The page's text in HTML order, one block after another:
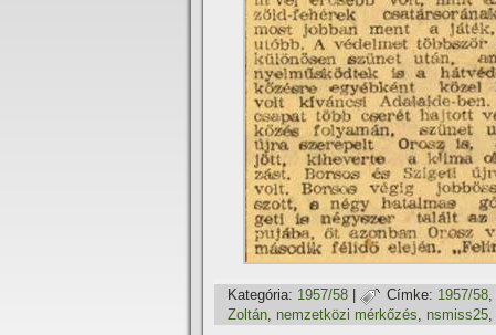
Kategória: 1957/58 Címke: 1957/58,
Zoltán, nemzetközi mérkőzés, nsmiss25,